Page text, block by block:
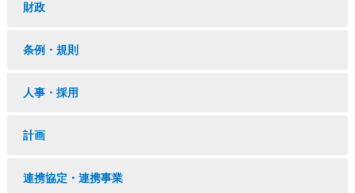
財政
条例・規則
人事・採用
計画
連携協定・連携事業